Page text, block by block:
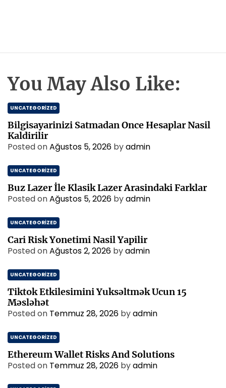
You May Also Like:
UNCATEGORIZED
Bilgisayarinizi Satmadan Once Hesaplar Nasil
Kaldirilir
Posted onAğustos 5, 2026 byadmin
UNCATEGORIZED
Buz Lazer İle Klasik Lazer Arasindaki Farklar
Posted onAğustos 5, 2026 byadmin
UNCATEGORIZED
Cari Risk Yonetimi Nasil Yapilir
Posted onAğustos 2, 2026 byadmin
UNCATEGORIZED
Tiktok Etkilesimini Yuksəltmək Ucun 15
Məsləhət
Posted on Temmuz 28, 2026 byadmin
UNCATEGORIZED
Ethereum Wallet Risks And Solutions
Posted on Temmuz 28, 2026 byadmin